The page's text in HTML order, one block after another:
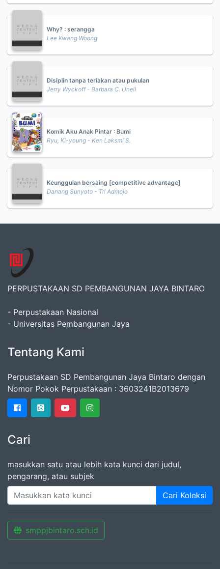
Why? : serangga
Lee Kwang Woong
Disiplin tanpa teriakan atau pukulan
Jerry Wyckoff - Barbara C. Unell
Komik Aku Anak Pintar : Bumi
Ryu, Ki-young - Ken Laksmi S.
Keunggulan bersaing [competitive advantage]
Danang Sunyoto - Tri Admojo
PERPUSTAKAAN SD PEMBANGUNAN JAYA BINTARO
- Perpustakaan Nasional
- Universitas Pembangunan Jaya
Tentang Kami
Perpustakaan SD Pembangunan Jaya Bintaro dengan
Nomor Pokok Perpustakaan : 3603241B2013679
Cari
masukkan satu atau lebih kata kunci dari judul,
pengarang, atau subjek
Cari Koleksi
smppjbintaro.sch.id